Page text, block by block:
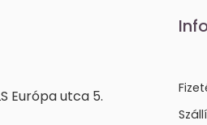
Európa utca 5.